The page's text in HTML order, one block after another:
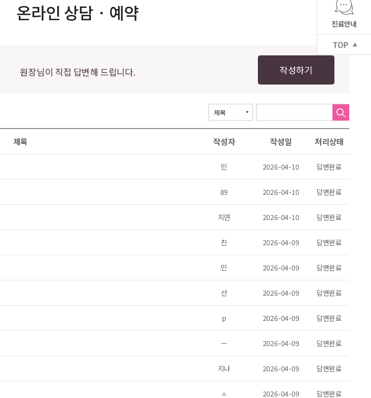
온라인 상담 · 예약
원장님이 직접 답변해 드립니다. 작성하기
제목 작성자 작성일 처리상태
민 2026-04-10 답변완료
89 2026-04-10 답변완료
지연 2026-04-10 답변완료
친 2026-04-09 답변완료
민 2026-04-09 답변완료
선 2026-04-09 답변완료
p 2026-04-09 답변완료
ㅡ 2026-04-09 답변완료
지나 2026-04-09 답변완료
ㅅ 2026-04-09 답변완료
진료안내
TOP